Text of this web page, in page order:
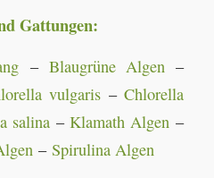
Gattungen:
– Blaugrüne Algen –
vulgaris–Chlorella
salina–Klamath Algen –
– Spirulina Algen